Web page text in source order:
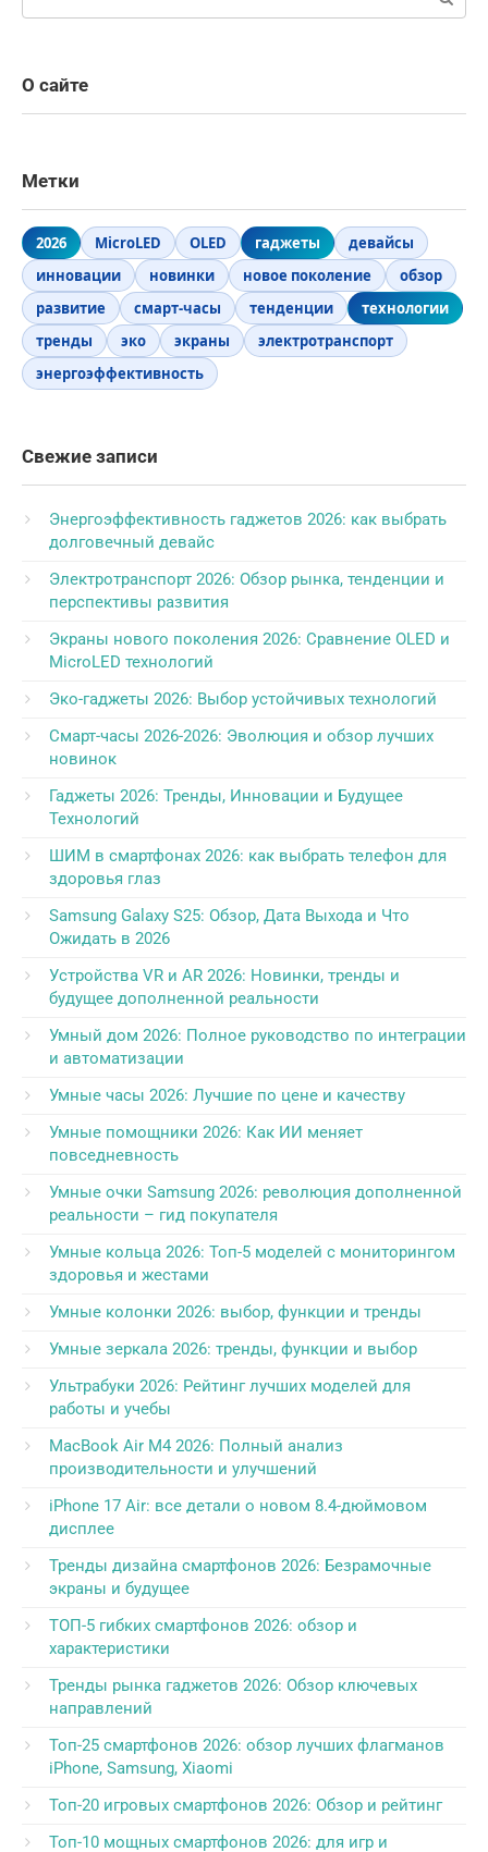
О сайте
Метки
2026 MicroLED OLED гаджеты
девайсы
инновации
новинки новое поколение
обзор
развитие
смарт-часы тенденции
технологии
тренды
эко экраны
электротранспорт
энергоэффективность
Свежие записи
Энергоэффективность гаджетов 2026: как выбрать
долговечный девайс
Электротранспорт 2026: Обзор рынка, тенденции и
перспективы развития
Экраны нового поколения 2026: Сравнение OLED и
MicroLED технологий
Эко-гаджеты 2026: Выбор устойчивых технологий
Смарт-часы 2026-2026: Эволюция и обзор лучших
новинок
Гаджеты 2026: Тренды, Инновации и Будущее
Технологий
ШИМ в смартфонах 2026: как выбрать телефон для
здоровья глаз
Samsung Galaxy S25: Обзор, Дата Выхода и Что
Ожидать в 2026
Устройства VR и AR 2026: Новинки, тренды и
будущее дополненной реальности
Умный дом 2026: Полное руководство по интеграции
и автоматизации
Умные часы 2026: Лучшие по цене и качеству
Умные помощники 2026: Как ИИ меняет
повседневность
Умные очки Samsung 2026: революция дополненной
реальности – гид покупателя
Умные кольца 2026: Топ-5 моделей с мониторингом
здоровья и жестами
Умные колонки 2026: выбор, функции и тренды
Умные зеркала 2026: тренды, функции и выбор
Ультрабуки 2026: Рейтинг лучших моделей для
работы и учебы
MacBook Air M4 2026: Полный анализ
производительности и улучшений
iPhone 17 Air: все детали о новом 8.4-дюймовом
дисплее
Тренды дизайна смартфонов 2026: Безрамочные
экраны и будущее
ТОП-5 гибких смартфонов 2026: обзор и
характеристики
Тренды рынка гаджетов 2026: Обзор ключевых
направлений
Топ-25 смартфонов 2026: обзор лучших флагманов
iPhone, Samsung, Xiaomi
Топ-20 игровых смартфонов 2026: Обзор и рейтинг
Топ-10 мощных смартфонов 2026: для игр и